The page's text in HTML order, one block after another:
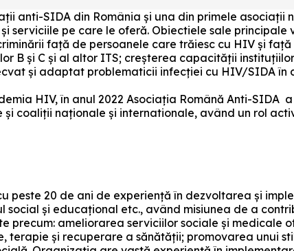
anti-SIDA din România și una din primele
serviciile pe care le oferă. Obiectiele sale
față de persoanele care trăiesc cu HIV și
B și C și al altor ITS; creșterea capacității
și adaptat problematicii infecției cu HIV/SIDA în
HIV, în anul 2022 Asociația Română Anti-SIDA
coaliții naționale și internationale, având un rol
peste 20 de ani de experiență în dezvoltarea și
social și educațional etc., având misiunea de a
precum: ameliorarea serviciilor sociale și
și recuperare a sănătății; promovarea unui